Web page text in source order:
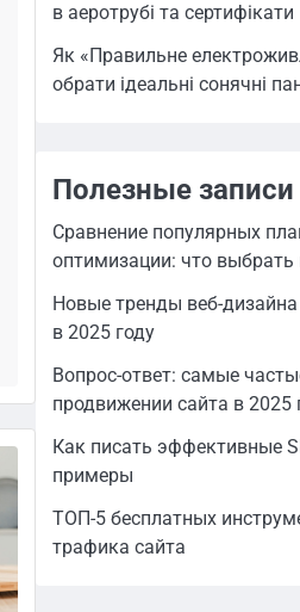
в аеротрубі та сертифікати
Як «Правильне
обрати ідеальні сонячні
Полезные записи
Сравнение популярных
оптимизации: что выбрать
Новые тренды веб-
в 2025 году
Вопрос-ответ: самые
продвижении сайта в 2025
Как писать эффективные
примеры
ТОП-5 бесплатных
трафика сайта